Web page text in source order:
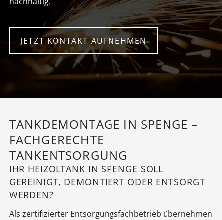
JETZT KONTAKT AUFNEHMEN
TANKDEMONTAGE IN SPENGE –
FACHGERECHTE
TANKENTSORGUNG
IHR HEIZÖLTANK IN SPENGE SOLL
GEREINIGT, DEMONTIERT ODER ENTSORGT
WERDEN?
Als zertifizierter Entsorgungsfachbetrieb übernehmen